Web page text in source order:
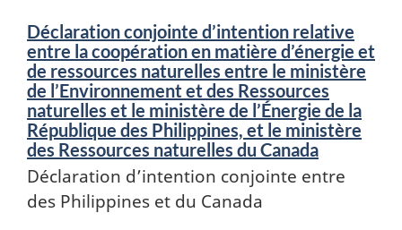
Déclaration conjointe d’intention relative
entre la coopération en matière d’énergie et
de ressources naturelles entre le ministère
de l’Environnement et des Ressources
naturelles et le ministère de l’Énergie de la
République des Philippines, et le ministère
des Ressources naturelles du Canada
Déclaration d’intention conjointe entre
des Philippines et du Canada